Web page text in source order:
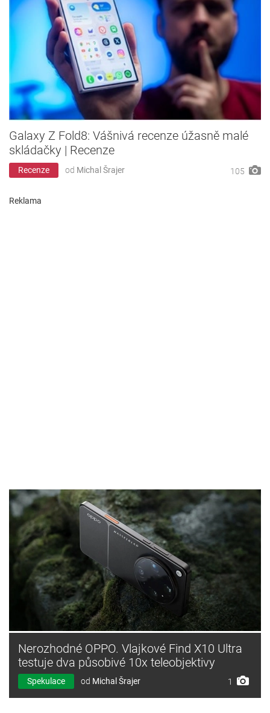
Galaxy Z Fold8: Vášnivá recenze úžasně malé
skládačky | Recenze
Recenze od Michal Šrajer 105
Reklama
Nerozhodné OPPO. Vlajkové Find X10 Ultra
testuje dva působivé 10x teleobjektivy
Spekulace od Michal Šrajer 1